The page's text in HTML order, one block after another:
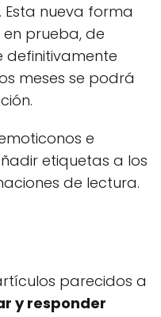
nueva forma
prueba, de
definitivamente
meses se podrá
e
etiquetas a los
de lectura.
parecidos a
y responder